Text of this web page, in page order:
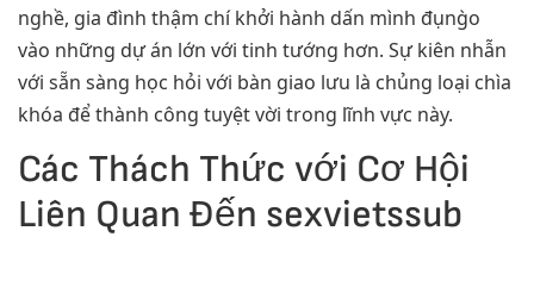
nghề, gia đình thậm chí khởi hành dấn mình đụng̀o
vào những dự án lớn với tinh tướng hơn. Sự kiên nhẫn
với sẵn sàng học hỏi với bàn giao lưu là chủng loại chìa
khóa để thành công tuyệt vời trong lĩnh vực này.
Các Thách Thức với Cơ Hội
Liên Quan Đến sexvietssub